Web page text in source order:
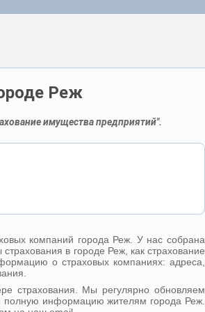
Реж
имущества предприятий".
компаний города Реж. У нас собрана
в городе Реж, как страхование
о страховых компаниях: адреса,
страхования. Мы регулярно обновляем
информацию жителям города Реж.